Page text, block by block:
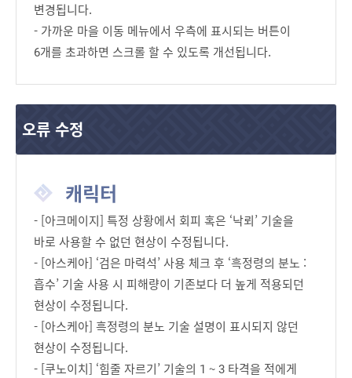
변경됩니다.
- 가까운 마을 이동 메뉴에서 우측에 표시되는 버튼이
6개를 초과하면 스크롤 할 수 있도록 개선됩니다.
오류 수정
캐릭터
- [아크메이지] 특정 상황에서 회피 혹은 ‘낙뢰’ 기술을
바로 사용할 수 없던 현상이 수정됩니다.
- [아스케아] ‘검은 마력석’ 사용 체크 후 ‘흑정령의 분노 :
흡수’ 기술 사용 시 피해량이 기존보다 더 높게 적용되던
현상이 수정됩니다.
- [아스케아] 흑정령의 분노 기술 설명이 표시되지 않던
현상이 수정됩니다.
- [쿠노이치] ‘힘줄 자르기’ 기술의 1 ~ 3 타격을 적에게